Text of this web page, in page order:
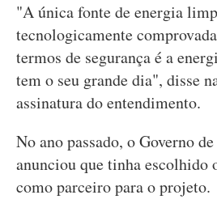
"A única fonte de energia
tecnologicamente
termos de segurança é a
tem o seu grande dia", disse
assinatura do entendimento.
No ano passado, o Governo
anunciou que tinha escolhido
como parceiro para o projeto.